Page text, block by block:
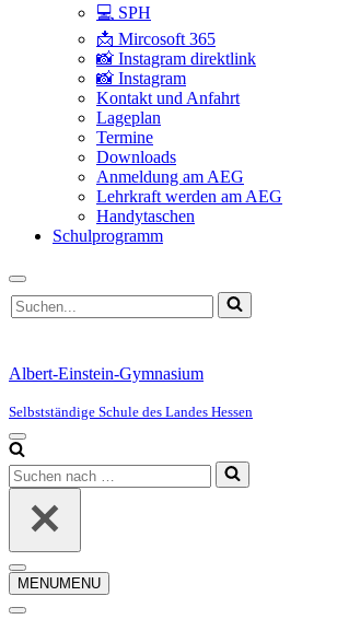
💻 SPH
📩 Mircosoft 365
📸 Instagram direktlink
📸 Instagram
Kontakt und Anfahrt
Lageplan
Termine
Downloads
Anmeldung am AEG
Lehrkraft werden am AEG
Handytaschen
Schulprogramm
Suchen
nach …
Albert-Einstein-Gymnasium
Selbstständige Schule des Landes Hessen
Navigationsmenü
Suchen
nach …
Navigationsmenü
MENUMENU